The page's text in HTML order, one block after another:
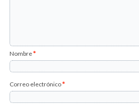
Nombre*
Correo electrónico*